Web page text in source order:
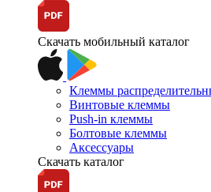
Скачать мобильный каталог
Клеммы
Винтовые клеммы
Push-in клеммы
Болтовые клеммы
Аксессуары
Скачать каталог